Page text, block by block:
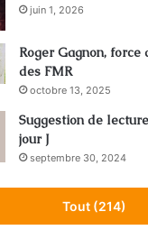
juin 1, 2026
Roger Gagnon,
des FMR
octobre 13, 2025
Suggestion de
jour J
septembre 30, 2024
Tout (214)